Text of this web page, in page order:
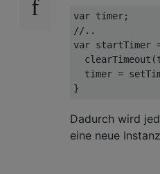
var
//..
var startTimer
clearTimeout
  timer =
Dadurch wird
eine neue